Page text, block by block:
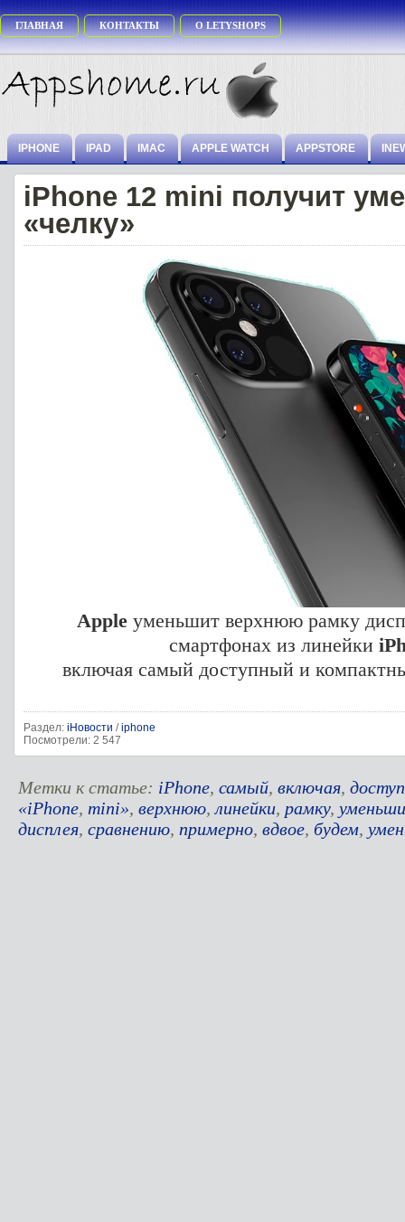
ГЛАВНАЯ КОНТАКТЫ О LETYSHOPS
IPHONE IPAD IMAC APPLE WATCH APPSTORE
iPhone 12 mini получит
«челку»
Apple уменьшит верхнюю рамку
смартфонах из линейки
включая самый доступный и
Раздел: iНовости /iphone
Посмотрели: 2 547
Метки к статье: iPhone, самый, включая,
«iPhone, mini», верхнюю,линейки, рамку,
дисплея, сравнению, примерно, вдвое, будем,